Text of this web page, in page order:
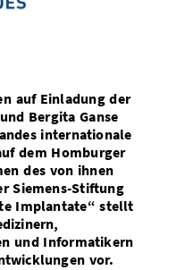
auf Einladung der
Bergita Ganse
internationale
dem Homburger
des von ihnen
Siemens-Stiftung
Implantate“ stellt
und Informatikern
vor.